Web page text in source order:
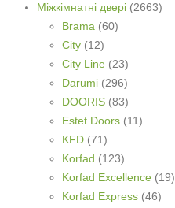
Міжкімнатні двері (2663)
Brama (60)
City (12)
City Line (23)
Darumi (296)
DOORIS (83)
Estet Doors (11)
KFD (71)
Korfad (123)
Korfad Excellence (19)
Korfad Express (46)